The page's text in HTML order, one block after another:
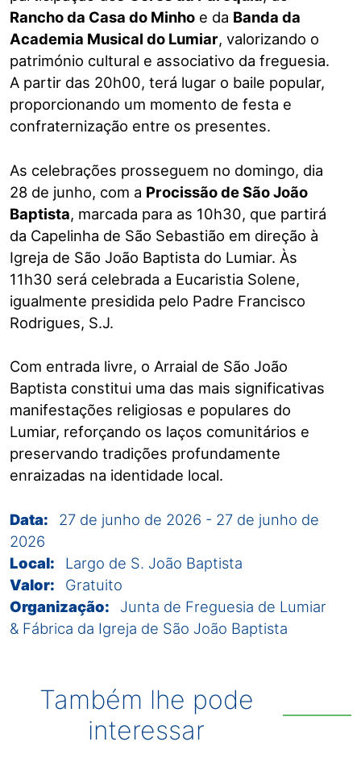
Rancho da Casa do Minho e da Banda da
Academia Musical do Lumiar, valorizando o
património cultural e associativo da freguesia.
A partir das 20h00, terá lugar o baile popular,
proporcionando um momento de festa e
confraternização entre os presentes.
As celebrações prosseguem no domingo, dia
28 de junho, com a Procissão de São João
Baptista, marcada para as 10h30, que partirá
da Capelinha de São Sebastião em direção à
Igreja de São João Baptista do Lumiar. Às
11h30 será celebrada a Eucaristia Solene,
igualmente presidida pelo Padre Francisco
Rodrigues, S.J.
Com entrada livre, o Arraial de São João
Baptista constitui uma das mais significativas
manifestações religiosas e populares do
Lumiar, reforçando os laços comunitários e
preservando tradições profundamente
enraizadas na identidade local.
Data: 27 de junho de 2026 - 27 de junho de
2026
Local:
Largo de S. João Baptista
Valor:
Gratuito
Organização:
Junta de Freguesia de Lumiar
& Fábrica da Igreja de São João Baptista
Também lhe pode
interessar